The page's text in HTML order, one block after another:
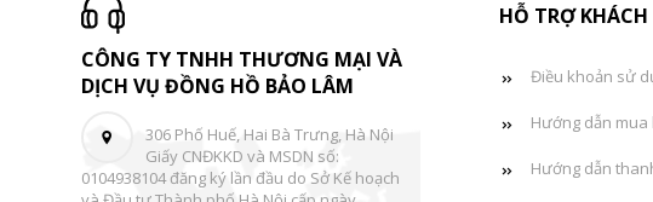
CÔNG TY TNHH THƯƠNG MẠI VÀ
DỊCH VỤ ĐỒNG HỒ BẢO LÂM
306 Phố Huế, Hai Bà Trưng, Hà Nội
Giấy CNĐKKD và MSDN số:
0104938104 đăng ký lần đầu do Sở Kế hoạch
HỖ TRỢ
Điều khoản sử
Hướng dẫn mua
Hướng dẫn